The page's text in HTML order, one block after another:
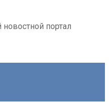
портал